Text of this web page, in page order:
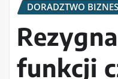
DORADZTWO
funkcji